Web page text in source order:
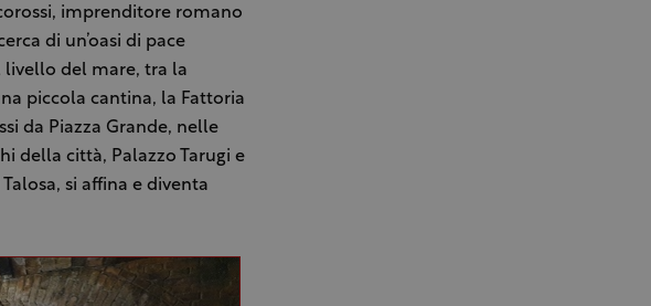
imprenditore romano
di un’oasi di pace
del mare, tra la
piccola cantina, la Fattoria
da Piazza Grande, nelle
della città, Palazzo Tarugi e
si affina e diventa